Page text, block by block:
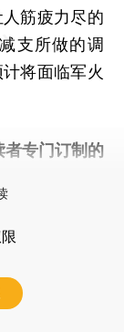
筋疲力尽的
支所做的调
将面临军火
专门订制的